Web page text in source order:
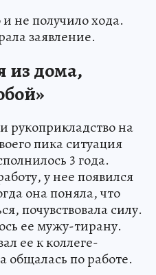
не получило хода.
заявление.
из дома,
рукоприкладство на
пика ситуация
3 года.
у нее появился
она поняла, что
почувствовала силу.
ее мужу-тирану.
ее к коллеге-
по работе.